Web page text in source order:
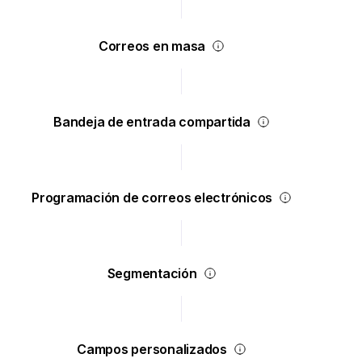
Correos en masa
Bandeja de entrada compartida
Programación de correos electrónicos
Segmentación
Campos personalizados